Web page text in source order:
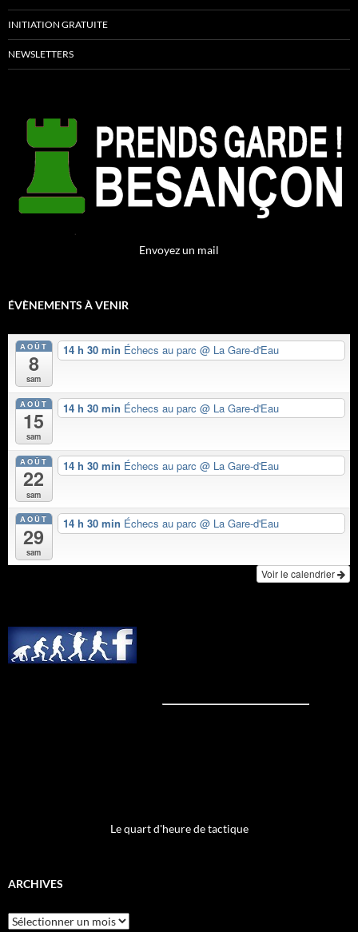
INITIATION GRATUITE
NEWSLETTERS
Envoyez un mail
ÉVÈNEMENTS À VENIR
AOÛT
8
sam
14 h 30 min Échecs au parc @ La Gare-d'Eau
AOÛT
15
sam
14 h 30 min Échecs au parc @ La Gare-d'Eau
AOÛT
22
sam
14 h 30 min Échecs au parc @ La Gare-d'Eau
AOÛT
29
sam
14 h 30 min Échecs au parc @ La Gare-d'Eau
Voir le calendrier
Le quart d'heure de tactique
ARCHIVES
Archives